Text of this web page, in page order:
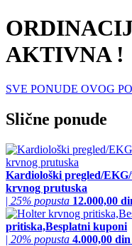
AKTIVNA !
SVE PONUDE OVOG
Slične ponude
Kardiološki pregled/
krvnog prutuska
| 25% popusta 12.000,00
pritiska,Besplatni kuponi
| 20% popusta 4.000,00 din